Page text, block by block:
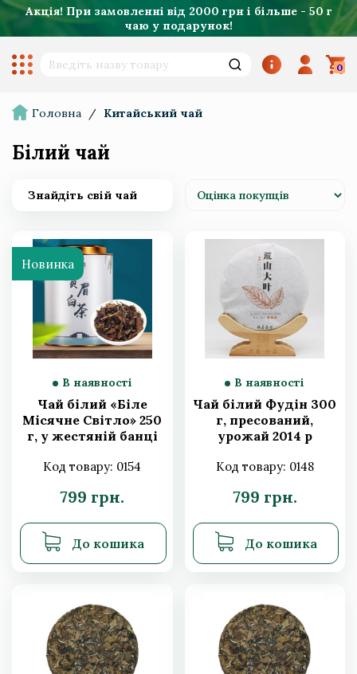
Акція! При замовленні від 2000 грн і більше - 50 г
чаю у подарунок!
0
Квітковий чай
Чай без кофеїну
Матча
Все для чаю
Чай для детоксу
Подарункові сертифікати
Головна / Китайський чай
Білий чай
Знайдіть свій чай
Новинка
В наявності
Чай білий «Біле
Місячне Світло» 250
г, у жестяній банці
Код товару: 0154
799 грн.
В наявності
Чай білий Фудін 300
г, пресований,
урожай 2014 р
Код товару: 0148
799 грн.